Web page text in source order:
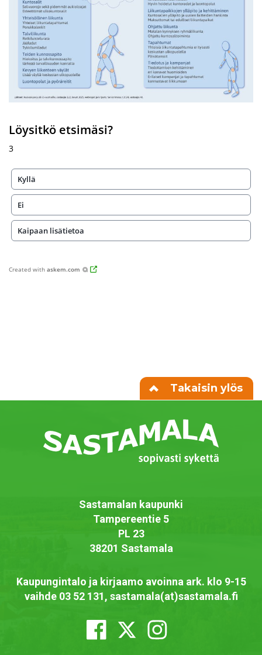
Löysitkö etsimäsi?
3
Kyllä
Ei
Kaipaan lisätietoa
Created with askem.com
Takaisin ylös
Sastamalan kaupunki
Tampereentie 5
PL 23
38201 Sastamala
Kaupungintalo ja kirjaamo avoinna ark. klo 9-15
vaihde 03 52 131, sastamala(at)sastamala.fi